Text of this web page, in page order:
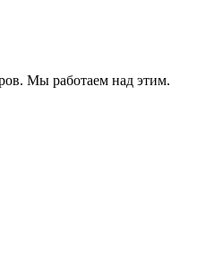
Мы работаем над этим.